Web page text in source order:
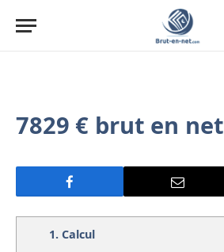
7829 € brut en net
1. Calcul